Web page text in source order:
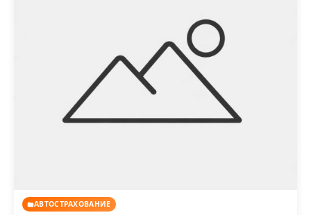
АВТОСТРАХОВАНИЕ